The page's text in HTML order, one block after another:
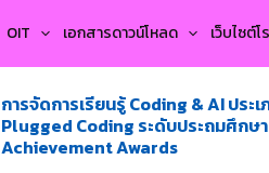
OIT เอกสารดาวน์โหลด เว็บไซต์
การจัดการเรียนรู้ Coding & AI ประเ
Plugged Coding ระดับประถมศึกษา
Achievement Awards